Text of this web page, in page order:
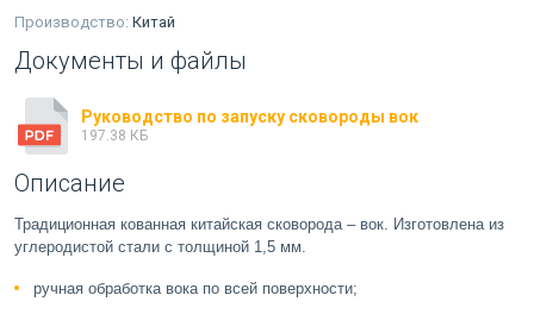
Производство: Китай
Документы и файлы
Руководство по запуску сковороды вок
197.38 КБ
Описание
Традиционная кованная китайская сковорода – вок. Изготовлена из
углеродистой стали с толщиной 1,5 мм.
ручная обработка вока по всей поверхности;